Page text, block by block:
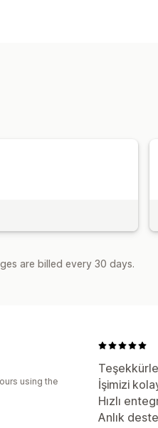
are billed every 30 days.
İşimizi
Hızlı
Anlık
using the